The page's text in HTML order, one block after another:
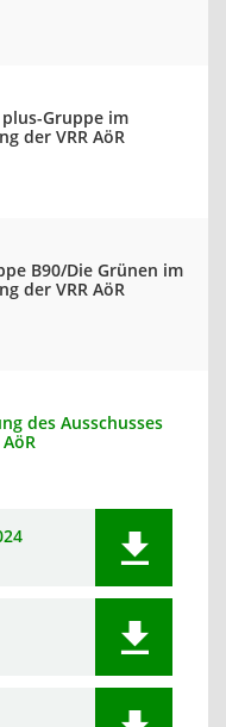
Gruppe im
der VRR AöR
B90/Die Grünen im
der VRR AöR
des Ausschusses